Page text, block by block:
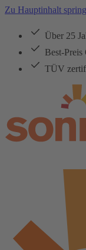
Zu Hauptinhalt
Über 25
Best-Preis
TÜV